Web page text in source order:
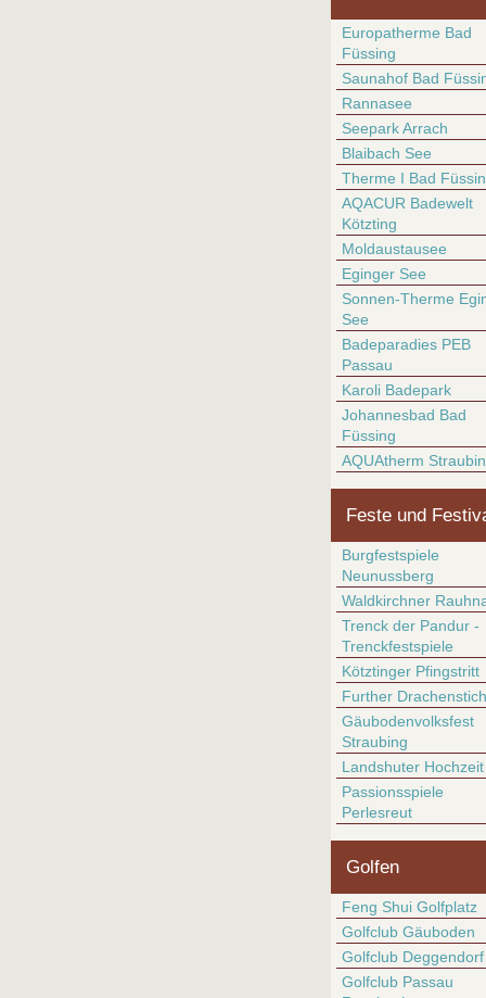
Europatherme Bad
Füssing
Saunahof Bad
Rannasee
Seepark Arrach
Blaibach See
Therme I Bad
AQACUR Badewelt
Kötzting
Moldaustausee
Eginger See
Sonnen-Therme
See
Badeparadies PEB
Passau
Karoli Badepark
Johannesbad Bad
Füssing
AQUAtherm
Feste und
Burgfestspiele
Neunussberg
Waldkirchner
Trenck der Pandur -
Trenckfestspiele
Kötztinger Pfingstritt
Further Drachenstich
Gäubodenvolksfest
Straubing
Landshuter Hochzeit
Passionsspiele
Perlesreut
Golfen
Feng Shui Golfplatz
Golfclub Gäuboden
Golfclub Deggendorf
Golfclub Passau